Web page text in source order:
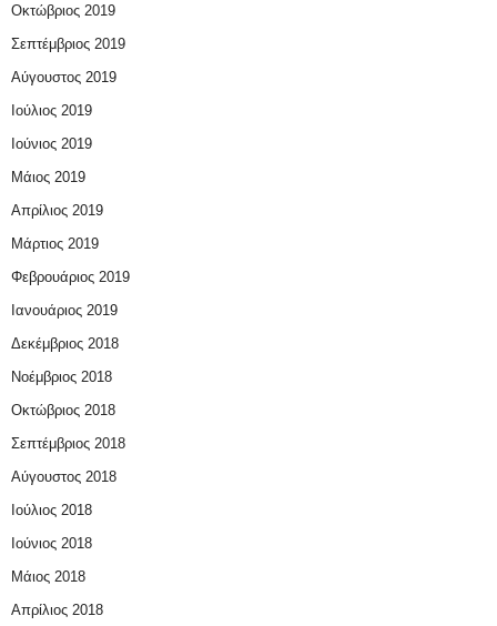
Οκτώβριος 2019
Σεπτέμβριος 2019
Αύγουστος 2019
Ιούλιος 2019
Ιούνιος 2019
Μάιος 2019
Απρίλιος 2019
Μάρτιος 2019
Φεβρουάριος 2019
Ιανουάριος 2019
Δεκέμβριος 2018
Νοέμβριος 2018
Οκτώβριος 2018
Σεπτέμβριος 2018
Αύγουστος 2018
Ιούλιος 2018
Ιούνιος 2018
Μάιος 2018
Απρίλιος 2018